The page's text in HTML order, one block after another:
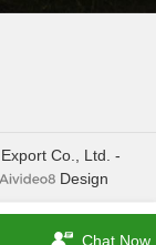
Co., Ltd. -
Design
Chat Now